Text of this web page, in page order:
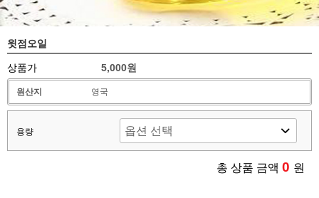
윗점오일
상품가 5,000원
원산지 영국
용량
총 상품 금액 0 원